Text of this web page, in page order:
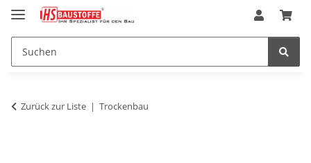
Zurück zur Liste Trockenbau